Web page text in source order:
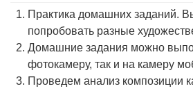
Практика домашних заданий.
попробовать разные
Домашние задания можно
фотокамеру, так и на камеру
Проведем анализ композиции